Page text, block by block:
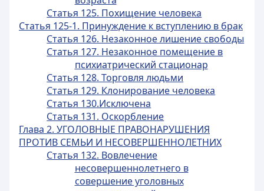
Статья 125. Похищение человека
Статья 125-1. Принуждение к вступлению в брак
Статья 126. Незаконное лишение свободы
Статья 127. Незаконное помещение в
психиатрический стационар
Статья 128. Торговля людьми
Статья 129. Клонирование человека
Статья 130.Исключена
Статья 131. Оскорбление
Глава 2. УГОЛОВНЫЕ ПРАВОНАРУШЕНИЯ
ПРОТИВ СЕМЬИ И НЕСОВЕРШЕННОЛЕТНИХ
Статья 132. Вовлечение
несовершеннолетнего в
совершение уголовных